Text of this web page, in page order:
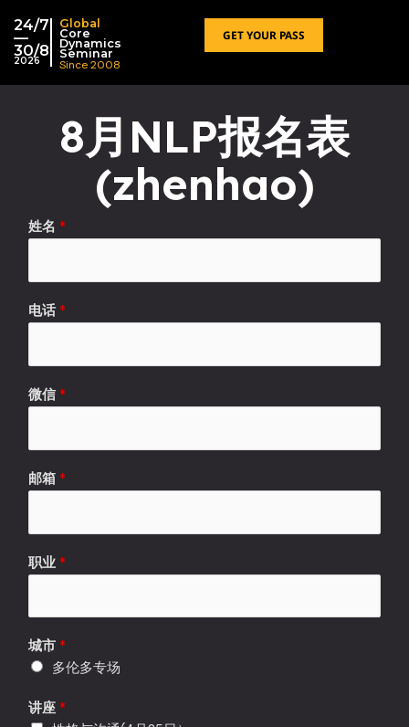
24/7
—
30/8
2026
Global
Core
Dynamics
Seminar
Since 2008
GET YOUR PASS
8月NLP报名表
(zhenhao)
姓名 *
电话 *
微信 *
邮箱 *
*
讲
留
言
职业 *
城市 *
多伦多专场
讲座 *